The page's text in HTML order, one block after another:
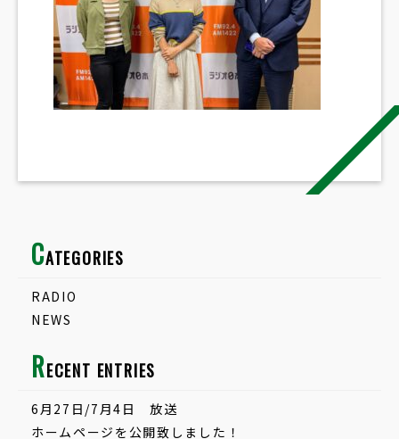
CATEGORIES
RADIO
NEWS
RECENT ENTRIES
6月27日/7月4日 放送
ホームページを公開致しました！